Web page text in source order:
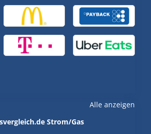
Alle anzeigen
Strom/Gas